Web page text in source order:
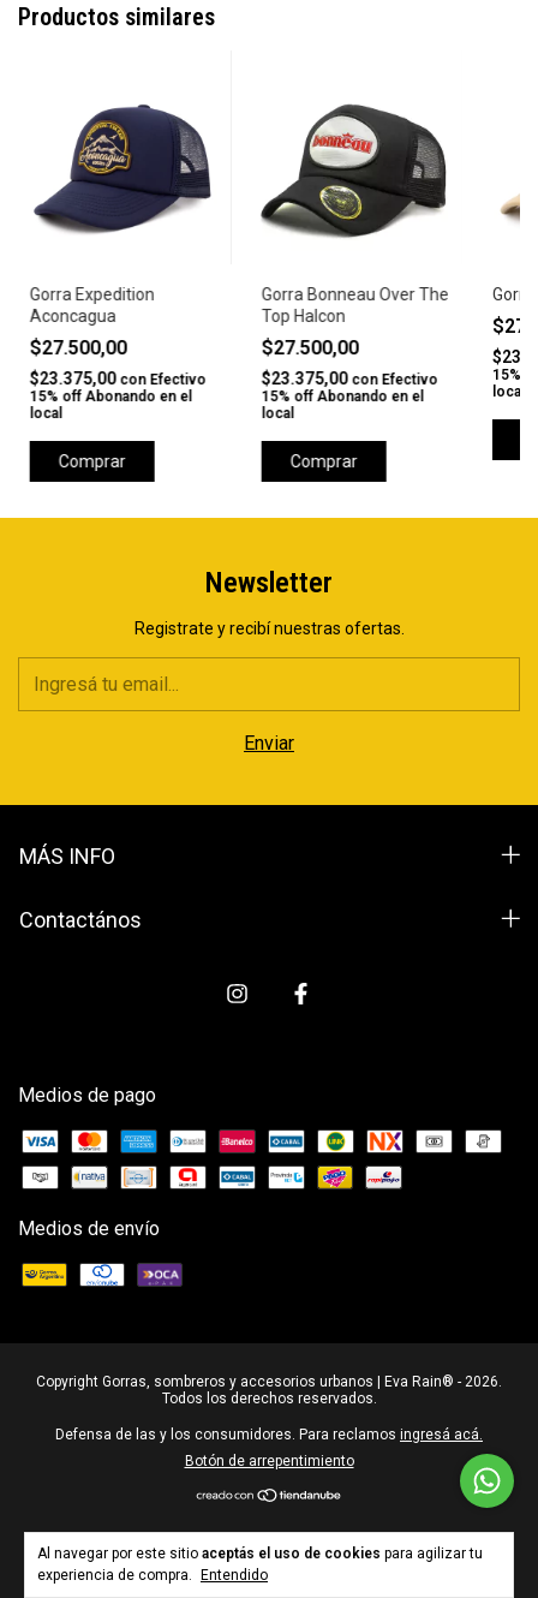
Al navegar por este sitio aceptás el uso de cookies para agilizar tu
experiencia de compra.
Entendido
Productos similares
Gorra Expedition
Aconcagua
$27.500,00
$23.375,00 con Efectivo
15% off Abonando en el
local
Comprar
Gorra Bonneau Over The
Top Halcon
$27.500,00
$23.375,00 con Efectivo
15% off Abonando en el
local
Comprar
15%
local
Newsletter
Registrate y recibí nuestras ofertas.
MÁS INFO
Contactános
Medios de pago
Medios de envío
Copyright Gorras, sombreros y accesorios urbanos | Eva Rain® - 2026.
Todos los derechos reservados.
Defensa de las y los consumidores. Para reclamos ingresá acá.
Botón de arrepentimiento